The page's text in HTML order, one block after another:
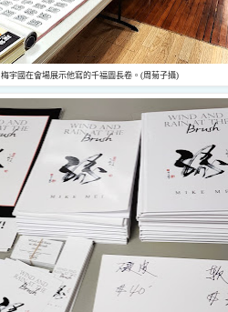
梅宇國在會場展示他寫的千福圖長卷。(周菊子攝)